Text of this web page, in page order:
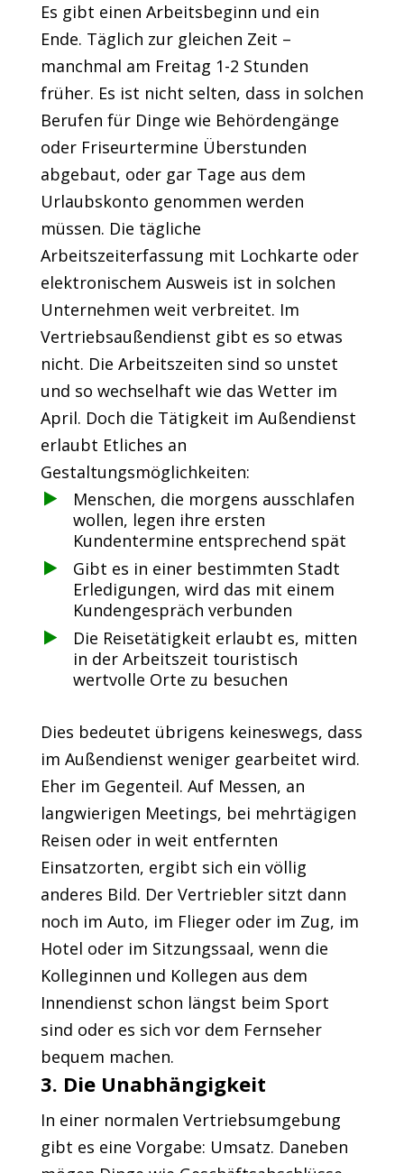
Es gibt einen Arbeitsbeginn und ein
Ende. Täglich zur gleichen Zeit –
manchmal am Freitag 1-2 Stunden
früher. Es ist nicht selten, dass in solchen
Berufen für Dinge wie Behördengänge
oder Friseurtermine Überstunden
abgebaut, oder gar Tage aus dem
Urlaubskonto genommen werden
müssen. Die tägliche
Arbeitszeiterfassung mit Lochkarte oder
elektronischem Ausweis ist in solchen
Unternehmen weit verbreitet. Im
Vertriebsaußendienst gibt es so etwas
nicht. Die Arbeitszeiten sind so unstet
und so wechselhaft wie das Wetter im
April. Doch die Tätigkeit im Außendienst
erlaubt Etliches an
Gestaltungsmöglichkeiten:
Menschen, die morgens ausschlafen
wollen, legen ihre ersten
Kundentermine entsprechend spät
Gibt es in einer bestimmten Stadt
Erledigungen, wird das mit einem
Kundengespräch verbunden
Die Reisetätigkeit erlaubt es, mitten
in der Arbeitszeit touristisch
wertvolle Orte zu besuchen
Dies bedeutet übrigens keineswegs, dass
im Außendienst weniger gearbeitet wird.
Eher im Gegenteil. Auf Messen, an
langwierigen Meetings, bei mehrtägigen
Reisen oder in weit entfernten
Einsatzorten, ergibt sich ein völlig
anderes Bild. Der Vertriebler sitzt dann
noch im Auto, im Flieger oder im Zug, im
Hotel oder im Sitzungssaal, wenn die
Kolleginnen und Kollegen aus dem
Innendienst schon längst beim Sport
sind oder es sich vor dem Fernseher
bequem machen.
3. Die Unabhängigkeit
In einer normalen Vertriebsumgebung
gibt es eine Vorgabe: Umsatz. Daneben